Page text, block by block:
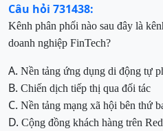
Câu hỏi 731438:
Kênh phân phối nào sau đây là
doanh nghiệp FinTech?
A. Nền tảng ứng dụng di động tự
B. Chiến dịch tiếp thị qua đối tác
C. Nền tảng mạng xã hội bên thứ
D. Cộng đồng khách hàng trên